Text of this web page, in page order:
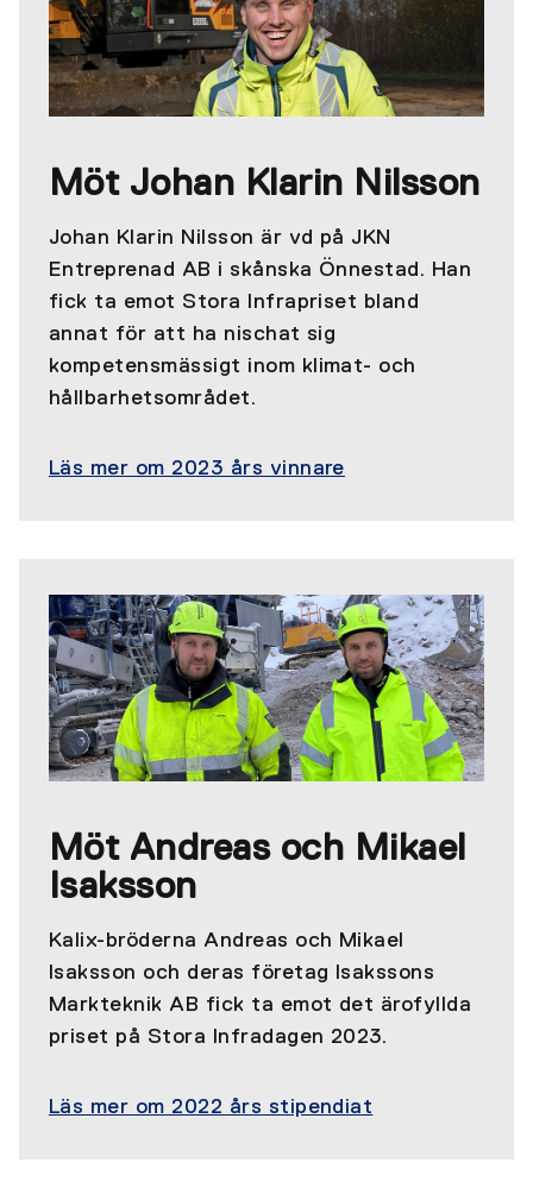
Möt Johan Klarin Nilsson
Johan Klarin Nilsson är vd på JKN
Entreprenad AB i skånska Önnestad. Han
fick ta emot Stora Infrapriset bland
annat för att ha nischat sig
kompetensmässigt inom klimat- och
hållbarhetsområdet.
Läs mer om 2023 års vinnare
Möt Andreas och Mikael
Isaksson
Kalix-bröderna Andreas och Mikael
Isaksson och deras företag Isakssons
Markteknik AB fick ta emot det ärofyllda
priset på Stora Infradagen 2023.
Läs mer om 2022 års stipendiat